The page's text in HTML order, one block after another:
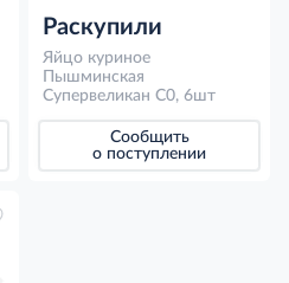
Раскупили
Яйцо куриное
Пышминская
Супервеликан С0, 6шт
Сообщить
о поступлении